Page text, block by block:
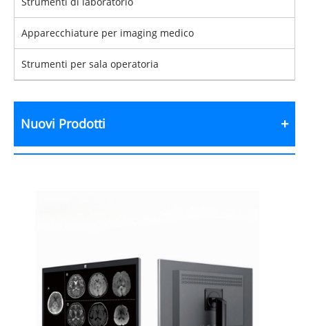
Apparecchiature per imaging medico
Strumenti per sala operatoria
Nuovi Prodotti